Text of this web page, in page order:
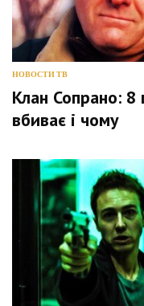
НОВОСТИ ТВ
Клан Сопрано: 8
вбиває і чому